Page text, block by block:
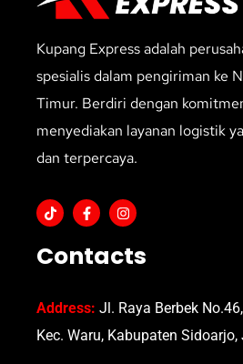
Kupang Express adalah
spesialis dalam pengiriman ke
Timur. Berdiri dengan
menyediakan layanan logistik
dan terpercaya.
Contacts
Address: Jl. Raya Berbek
Kec. Waru, Kabupaten